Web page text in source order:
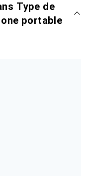
Type de
portable